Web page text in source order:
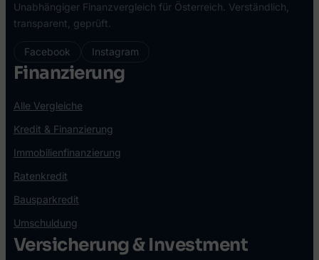
Unabhängiger Finanzvergleich für Österreich. Verständlich,
transparent, geprüft.
Facebook Instagram
Finanzierung
Alle Vergleiche
Kredit & Finanzierung
Immobilienfinanzierung
Ratenkredit
Bausparkredit
Umschuldung
Versicherung & Investment